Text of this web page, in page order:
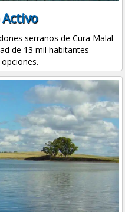
serranos de Cura Malal
de 13 mil habitantes